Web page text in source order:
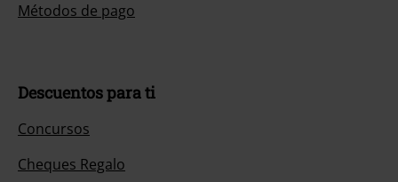
Métodos de pago
Descuentos para ti
Concursos
Cheques Regalo